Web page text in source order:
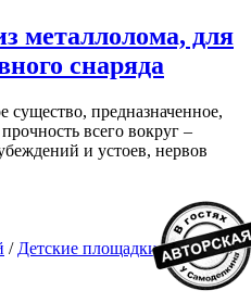
металлолома, для
снаряда
существо, предназначенное,
всего вокруг –
и устоев, нервов
/ Детские площадки 1-07-2019,